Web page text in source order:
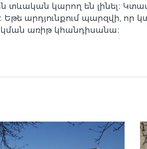
կարող են լինել։
արդյունքում պարզվի, որ
առիթ կհանդիսանա։